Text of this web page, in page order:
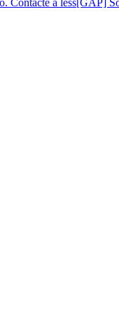
Contacte a less[GAP]